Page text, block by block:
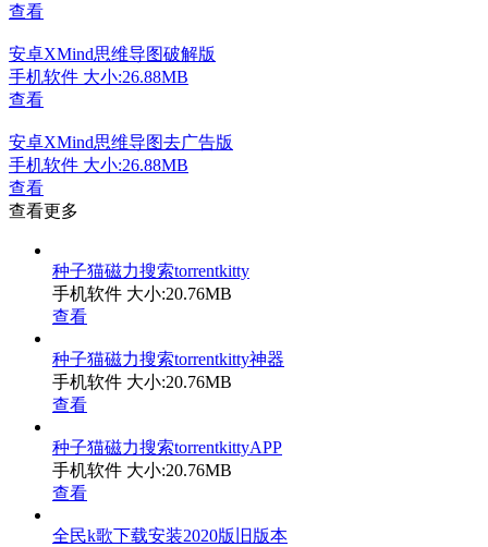
查看
安卓XMind思维导图破解版
手机软件 大小:26.88MB
查看
安卓XMind思维导图去广告版
手机软件 大小:26.88MB
查看
查看更多
种子猫磁力搜索torrentkitty
手机软件 大小:20.76MB
查看
种子猫磁力搜索torrentkitty神器
手机软件 大小:20.76MB
查看
种子猫磁力搜索torrentkittyAPP
手机软件 大小:20.76MB
查看
全民k歌下载安装2020版旧版本